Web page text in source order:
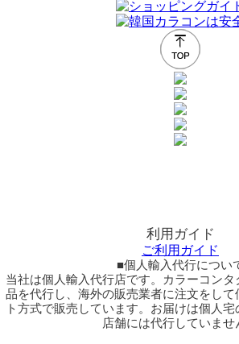
利用ガイド
ご利用ガイド
■個人輸入代行につい
当社は個人輸入代行店です。カラーコン
品を代行し、海外の販売業者に注文をし
ト方式で販売しています。お届けは個人
店舗には代行していませ